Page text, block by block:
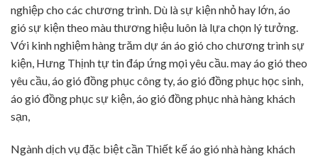
nghiệp cho các chương trình. Dù là sự kiện nhỏ hay lớn, áo
gió sự kiện theo màu thương hiệu luôn là lựa chọn lý tưởng.
Với kinh nghiệm hàng trăm dự án áo gió cho chương trình sự
kiện, Hưng Thịnh tự tin đáp ứng mọi yêu cầu. may áo gió theo
yêu cầu, áo gió đồng phục công ty, áo gió đồng phục học sinh,
áo gió đồng phục sự kiện, áo gió đồng phục nhà hàng khách
sạn,
Ngành dịch vụ đặc biệt cần Thiết kế áo gió nhà hàng khách